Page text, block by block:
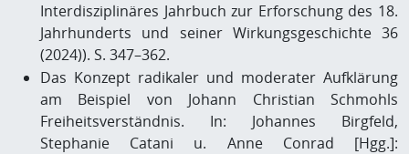
Interdisziplinäres Jahrbuch zur Erforschung des 18.
Jahrhunderts und seiner Wirkungsgeschichte 36
(2024)). S. 347–362.
Das Konzept radikaler und moderater Aufklärung
am Beispiel von Johann Christian Schmohls
Freiheitsverständnis. In: Johannes Birgfeld,
Stephanie Catani u. Anne Conrad [Hgg.]: